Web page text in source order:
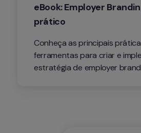
eBook: Employer
prático
Conheça as principais
ferramentas para criar e
estratégia de employer